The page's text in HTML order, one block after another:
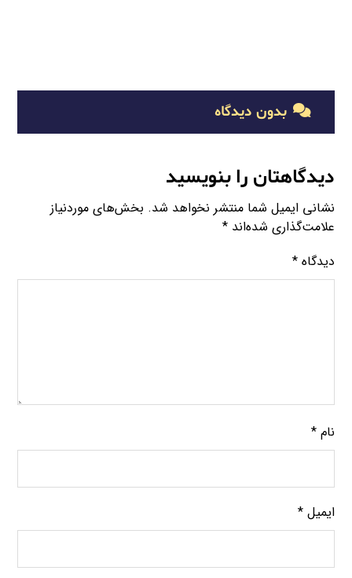
بدون دیدگاه
دیدگاهتان را بنویسید
نشانی ایمیل شما منتشر نخواهد شد. بخش‌های موردنیاز
علامت‌گذاری شده‌اند*
دیدگاه*
نام*
ایمیل*